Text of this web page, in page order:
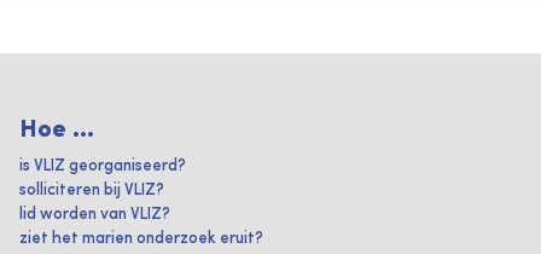
Hoe ...
is VLIZ georganiseerd?
solliciteren bij VLIZ?
lid worden van VLIZ?
ziet het marien onderzoek eruit?